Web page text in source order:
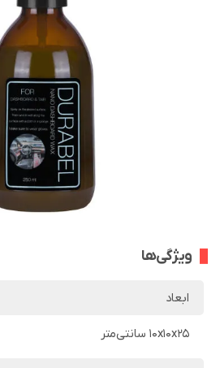
ویژگی‌ها
ابعاد
10x10x25 سانتی‌متر